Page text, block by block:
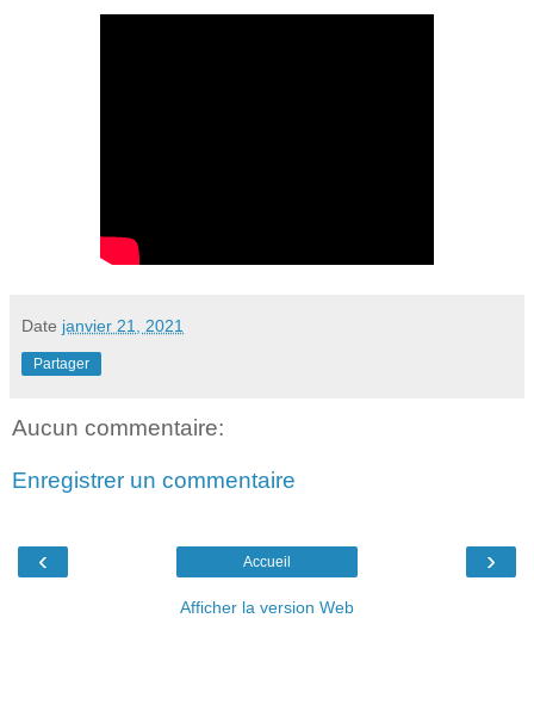
Date janvier 21, 2021
Partager
Aucun commentaire:
Enregistrer un commentaire
‹ ›
Accueil
Afficher la version Web